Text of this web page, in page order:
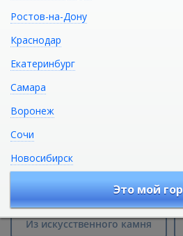
Раковины
производства в
Из искусственного камня
Ростов-на-Дону
Краснодар
Екатеринбург
Самара
Воронеж
Сочи
Новосибирск
Это мой